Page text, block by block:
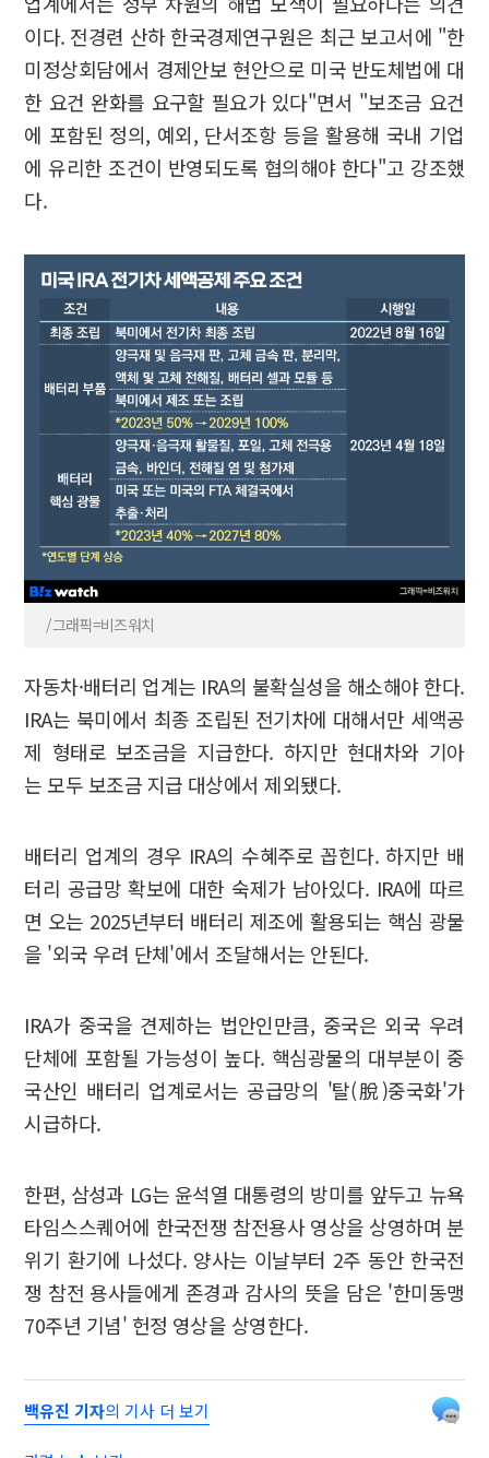
이다. 전경련 산하 한국경제연구원은 최근 보고서에 "한
미정상회담에서 경제안보 현안으로 미국 반도체법에 대
한 요건 완화를 요구할 필요가 있다"면서 "보조금 요건
에 포함된 정의, 예외, 단서조항 등을 활용해 국내 기업
에 유리한 조건이 반영되도록 협의해야 한다"고 강조했
다.
/그래픽=비즈워치
자동차·배터리 업계는 IRA의 불확실성을 해소해야 한다.
IRA는 북미에서 최종 조립된 전기차에 대해서만 세액공
제 형태로 보조금을 지급한다. 하지만 현대차와 기아
는 모두 보조금 지급 대상에서 제외됐다.
배터리 업계의 경우 IRA의 수혜주로 꼽힌다. 하지만 배
터리 공급망 확보에 대한 숙제가 남아있다. IRA에 따르
면 오는 2025년부터 배터리 제조에 활용되는 핵심 광물
을 '외국 우려 단체'에서 조달해서는 안된다.
IRA가 중국을 견제하는 법안인만큼, 중국은 외국 우려
단체에 포함될 가능성이 높다. 핵심광물의 대부분이 중
국산인 배터리 업계로서는 공급망의 '탈(脫)중국화'가
시급하다.
한편, 삼성과 LG는 윤석열 대통령의 방미를 앞두고 뉴욕
타임스스퀘어에 한국전쟁 참전용사 영상을 상영하며 분
위기 환기에 나섰다. 양사는 이날부터 2주 동안 한국전
쟁 참전 용사들에게 존경과 감사의 뜻을 담은 '한미동맹
70주년 기념' 헌정 영상을 상영한다.
백유진 기자의 기사 더 보기